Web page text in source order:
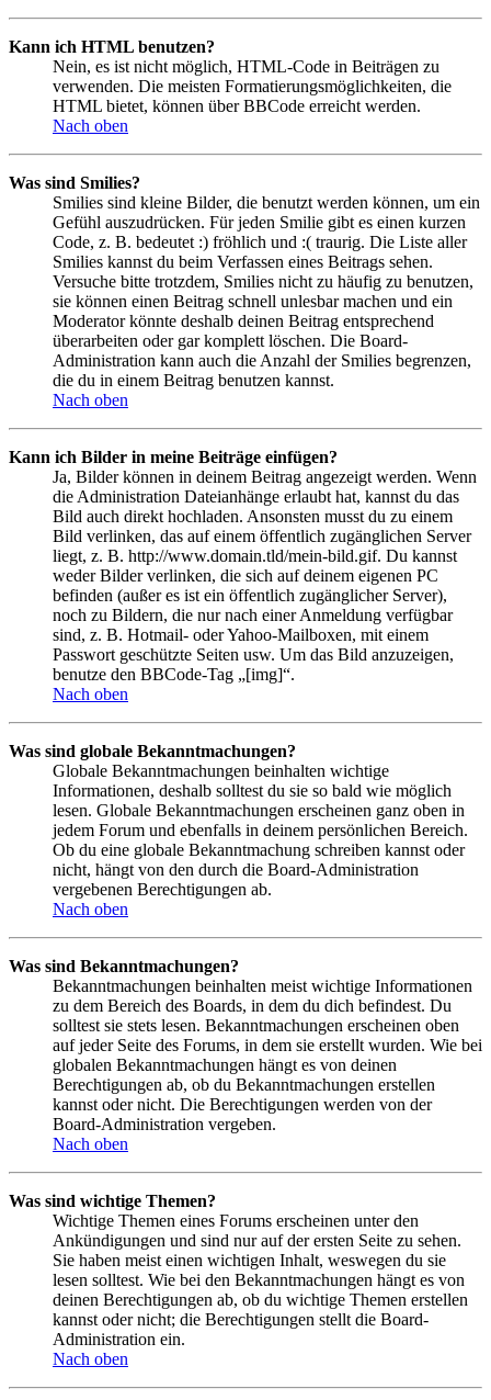
Kann ich HTML benutzen?
Nein, es ist nicht möglich, HTML-Code in Beiträgen zu
verwenden. Die meisten Formatierungsmöglichkeiten, die
HTML bietet, können über BBCode erreicht werden.
Nach oben
Was sind Smilies?
Smilies sind kleine Bilder, die benutzt werden können, um ein
Gefühl auszudrücken. Für jeden Smilie gibt es einen kurzen
Code, z. B. bedeutet :) fröhlich und :( traurig. Die Liste aller
Smilies kannst du beim Verfassen eines Beitrags sehen.
Versuche bitte trotzdem, Smilies nicht zu häufig zu benutzen,
sie können einen Beitrag schnell unlesbar machen und ein
Moderator könnte deshalb deinen Beitrag entsprechend
überarbeiten oder gar komplett löschen. Die Board-
Administration kann auch die Anzahl der Smilies begrenzen,
die du in einem Beitrag benutzen kannst.
Nach oben
Kann ich Bilder in meine Beiträge einfügen?
Ja, Bilder können in deinem Beitrag angezeigt werden. Wenn
die Administration Dateianhänge erlaubt hat, kannst du das
Bild auch direkt hochladen. Ansonsten musst du zu einem
Bild verlinken, das auf einem öffentlich zugänglichen Server
liegt, z. B. http://www.domain.tld/mein-bild.gif. Du kannst
weder Bilder verlinken, die sich auf deinem eigenen PC
befinden (außer es ist ein öffentlich zugänglicher Server),
noch zu Bildern, die nur nach einer Anmeldung verfügbar
sind, z. B. Hotmail- oder Yahoo-Mailboxen, mit einem
Passwort geschützte Seiten usw. Um das Bild anzuzeigen,
benutze den BBCode-Tag „[img]“.
Nach oben
Was sind globale Bekanntmachungen?
Globale Bekanntmachungen beinhalten wichtige
Informationen, deshalb solltest du sie so bald wie möglich
lesen. Globale Bekanntmachungen erscheinen ganz oben in
jedem Forum und ebenfalls in deinem persönlichen Bereich.
Ob du eine globale Bekanntmachung schreiben kannst oder
nicht, hängt von den durch die Board-Administration
vergebenen Berechtigungen ab.
Nach oben
Was sind Bekanntmachungen?
Bekanntmachungen beinhalten meist wichtige Informationen
zu dem Bereich des Boards, in dem du dich befindest. Du
solltest sie stets lesen. Bekanntmachungen erscheinen oben
auf jeder Seite des Forums, in dem sie erstellt wurden. Wie bei
globalen Bekanntmachungen hängt es von deinen
Berechtigungen ab, ob du Bekanntmachungen erstellen
kannst oder nicht. Die Berechtigungen werden von der
Board-Administration vergeben.
Nach oben
Was sind wichtige Themen?
Wichtige Themen eines Forums erscheinen unter den
Ankündigungen und sind nur auf der ersten Seite zu sehen.
Sie haben meist einen wichtigen Inhalt, weswegen du sie
lesen solltest. Wie bei den Bekanntmachungen hängt es von
deinen Berechtigungen ab, ob du wichtige Themen erstellen
kannst oder nicht; die Berechtigungen stellt die Board-
Administration ein.
Nach oben